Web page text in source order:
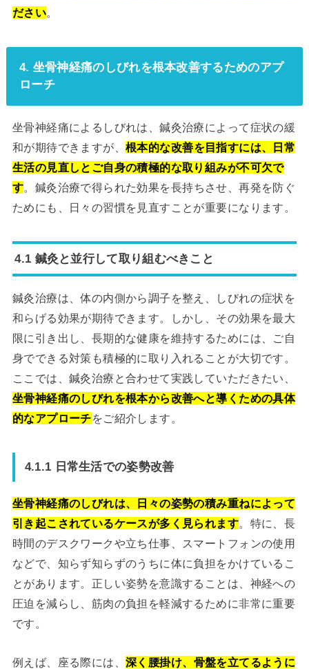
ださい。
4. 坐骨神経痛のしびれを根本改善するためのアプ
ローチ
坐骨神経痛によるしびれは、鍼灸治療によって症状の緩
和が期待できますが、根本的な改善を目指すには、日常
生活の見直しとご自身の積極的な取り組みが不可欠で
す。鍼灸治療で得られた効果を長持ちさせ、再発を防ぐ
ためにも、日々の習慣を見直すことが重要になります。
4.1 鍼灸と並行して取り組むべきこと
鍼灸治療は、体の内側から調子を整え、しびれの症状を
和らげる効果が期待できます。しかし、その効果を最大
限に引き出し、長期的な健康を維持するためには、ご自
身でできる対策も積極的に取り入れることが大切です。
ここでは、鍼灸治療と合わせて実践していただきたい、
坐骨神経痛のしびれを根本から改善へと導くための具体
的なアプローチをご紹介します。
4.1.1 日常生活での姿勢改善
坐骨神経痛のしびれは、日々の姿勢の積み重ねによって
引き起こされているケースが多く見られます。特に、長
時間のデスクワークや立ち仕事、スマートフォンの使用
などで、知らず知らずのうちに体に負担をかけているこ
とがあります。正しい姿勢を意識することは、神経への
圧迫を減らし、筋肉の負担を軽減するために非常に重要
です。
例えば、座る際には、深く腰掛け、骨盤を立てるように